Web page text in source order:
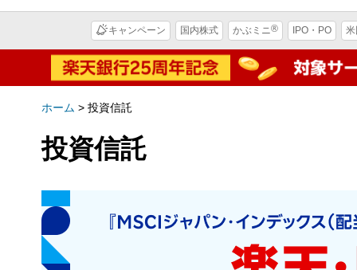
キャンペーン 国内株式 かぶミニ® IPO・PO
ホーム > 投資信託
投資信託